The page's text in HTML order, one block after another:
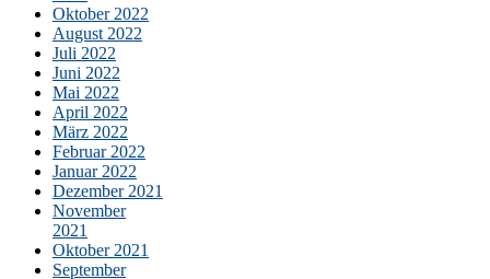
Oktober 2022
August 2022
Juli 2022
Juni 2022
Mai 2022
April 2022
März 2022
Februar 2022
Januar 2022
Dezember 2021
November
2021
Oktober 2021
September